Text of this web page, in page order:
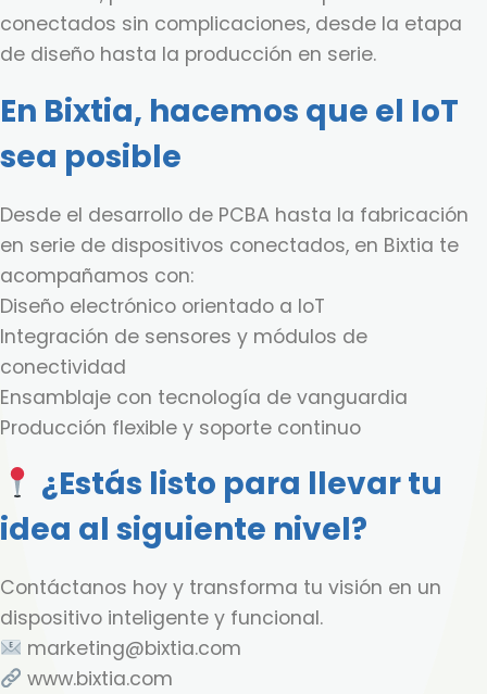
conectados sin complicaciones, desde la etapa
de diseño hasta la producción en serie.
En Bixtia, hacemos que el IoT
sea posible
Desde el desarrollo de PCBA hasta la fabricación
en serie de dispositivos conectados, en Bixtia te
acompañamos con:
Diseño electrónico orientado a IoT
Integración de sensores y módulos de
conectividad
Ensamblaje con tecnología de vanguardia
Producción flexible y soporte continuo
¿Estás listo para llevar tu
idea al siguiente nivel?
Contáctanos hoy y transforma tu visión en un
dispositivo inteligente y funcional.
marketing@bixtia.com
www.bixtia.com